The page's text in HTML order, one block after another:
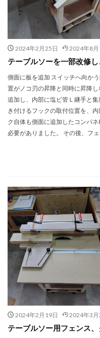
2024年2月25日 2024年8月
テーブルソーを一部改修
側面に板を追加 スイッチへ向か
置がノコ刃の昇降と同時に昇降
追加し、内部に塩ビ管Ｌ継手と
き付けるフックの取付位置を、
ク自体も側面に追加したコンパ
必要がありました。 その後、フ
2024年2月19日 2024年3月
テーブルソー用フェンス